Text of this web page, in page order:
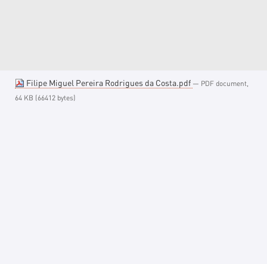
Filipe Miguel Pereira Rodrigues da Costa.pdf — PDF document,
64 KB (66412 bytes)